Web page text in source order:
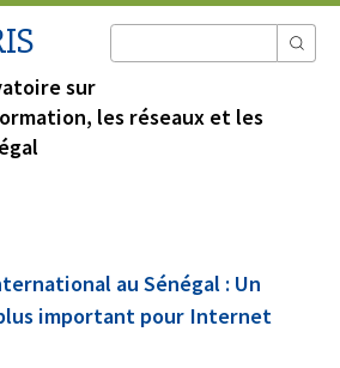
sur
les réseaux et les
au Sénégal : Un
important pour Internet